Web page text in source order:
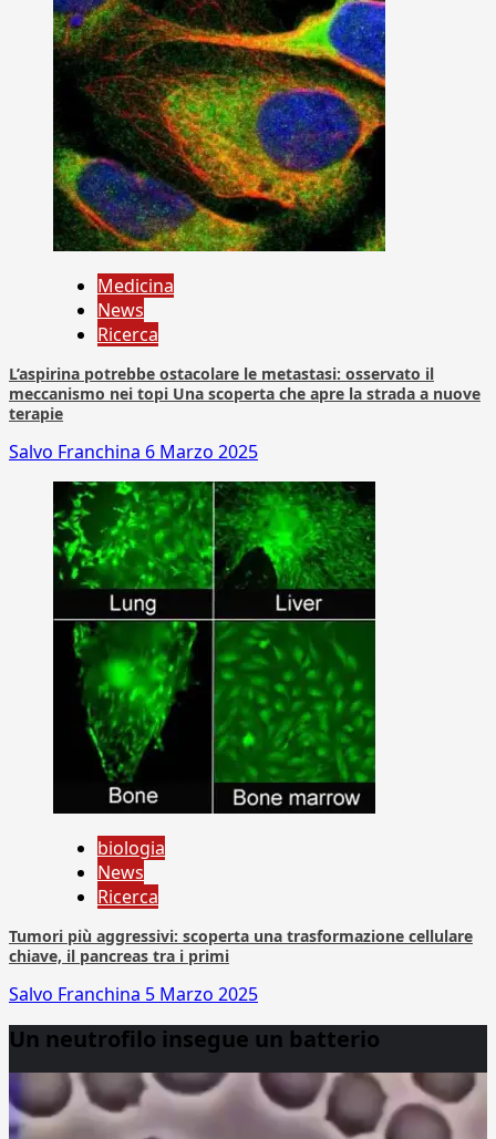
Medicina
News
Ricerca
L’aspirina potrebbe ostacolare le metastasi: osservato il
meccanismo nei topi Una scoperta che apre la strada a nuove
terapie
Salvo Franchina 6 Marzo 2025
biologia
News
Ricerca
Tumori più aggressivi: scoperta una trasformazione cellulare
chiave, il pancreas tra i primi
Salvo Franchina 5 Marzo 2025
Un neutrofilo insegue un batterio
Player